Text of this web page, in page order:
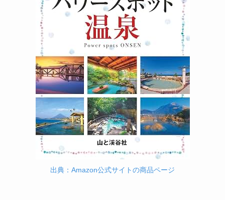
出典：Amazon公式サイトの商品ページ